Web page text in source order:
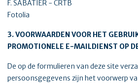
F. SABATIER - CRTB
Fotolia
3. VOORWAARDEN VOOR HET
PROMOTIONELE E-MAILDIENST OP
De op de formulieren van deze site
persoonsgegevens zijn het voorwerp